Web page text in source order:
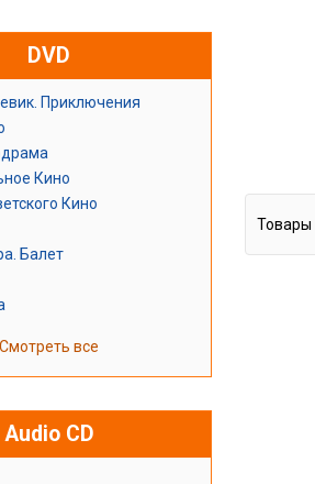
DVD
Приключения
Кино
Кино
Балет
Смотреть все
Audio CD
Товары